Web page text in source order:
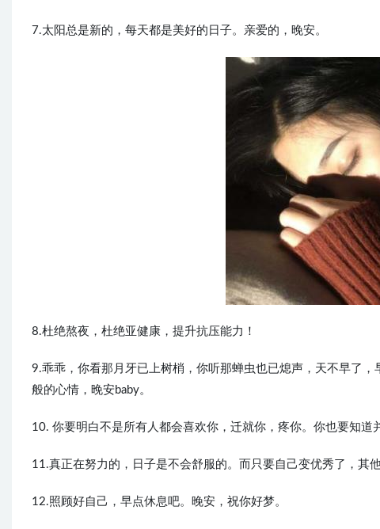
7.太阳总是新的，每天都是美好的日子。亲爱的，晚安。
8.杜绝熬夜，杜绝亚健康，提升抗压能力！
9.乖乖，你看那月牙已上树梢，你听那蝉虫也已熄声，天不早了
般的心情，晚安baby。
10. 你要明白不是所有人都会喜欢你，迁就你，疼你。你也要知道
11.真正在努力的，日子是不会舒服的。而只要自己变优秀了，其
12.照顾好自己，早点休息吧。晚安，祝你好梦。